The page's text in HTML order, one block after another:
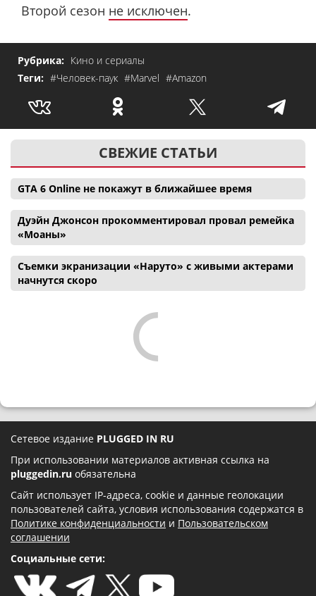
Второй сезон не исключен.
Рубрика: Кино и сериалы
Теги: #Человек-паук #Marvel #Amazon
СВЕЖИЕ СТАТЬИ
GTA 6 Online не покажут в ближайшее время
Дуэйн Джонсон прокомментировал провал ремейка
«Моаны»
Съемки экранизации «Наруто» с живыми актерами
начнутся скоро
Сетевое издание PLUGGED IN RU
При использовании материалов активная ссылка на
pluggedin.ru обязательна
Сайт использует IP-адреса, cookie и данные геолокации
пользователей сайта, условия использования содержатся в
Политике конфиденциальности и Пользовательском
соглашении
Социальные сети: